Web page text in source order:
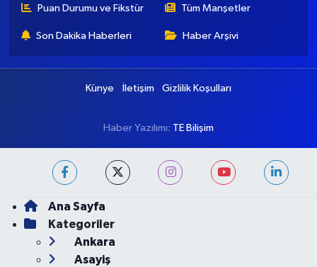
Puan Durumu ve Fikstür Tüm Manşetler
Son Dakika Haberleri Haber Arşivi
Künye İletişim Gizlilik Koşulları
Haber Yazılımı: TE Bilişim
Ana Sayfa
Kategoriler
Ankara
Asayiş